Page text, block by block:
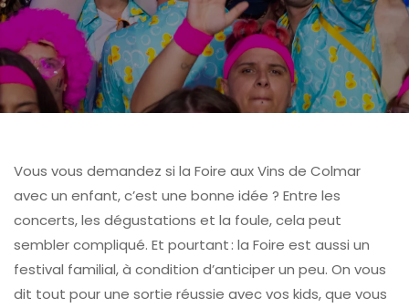
Vous vous demandez si la Foire aux Vins de Colmar
avec un enfant, c’est une bonne idée ? Entre les
concerts, les dégustations et la foule, cela peut
sembler compliqué. Et pourtant : la Foire est aussi un
festival familial, à condition d’anticiper un peu. On vous
dit tout pour une sortie réussie avec vos kids, que vous